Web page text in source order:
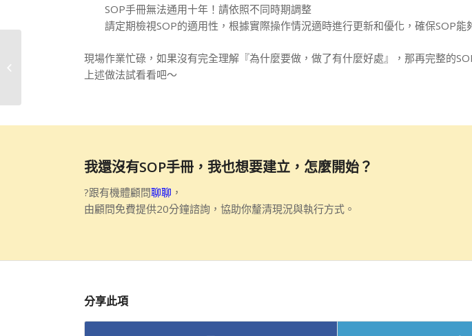
SOP手冊無法通用十年！請依照不同時期調整
請定期檢視SOP的適用性，根據實際操作情況適時進行更新和優化，確保SOP能
現場作業忙碌，如果沒有完全理解『為什麼要做，做了有什麼好處』，那再完整的
上述做法試看看吧～
我還沒有SOP手冊，我也想要建立，怎麼開始？
?跟有機體顧問聊聊 ，
由顧問免費提供20分鐘諮詢，協助你釐清現況與執行方式。
分享此項
公務車隨便開，反正壞
了也與我無關 (下)